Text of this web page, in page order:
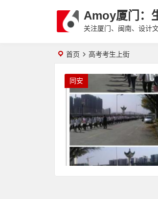
Amoy厦门：
关注厦门、闽南、设计
首页 高考考生上街
同安